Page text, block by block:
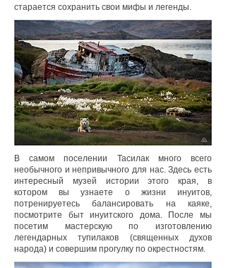
старается сохранить свои мифы и легенды.
В самом поселении Тасилак много всего
необычного и непривычного для нас. Здесь есть
интересный музей истории этого края, в
котором вы узнаете о жизни инуитов,
потренируетесь балансировать на каяке,
посмотрите быт инуитского дома. После мы
посетим мастерскую по изготовлению
легендарных тупилаков (священных духов
народа) и совершим прогулку по окрестностям.